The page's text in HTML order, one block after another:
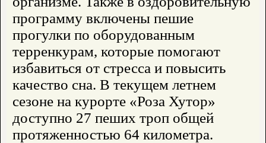
программу включены пешие
прогулки по оборудованным
терренкурам, которые помогают
избавиться от стресса и повысить
качество сна. В текущем летнем
сезоне на курорте «Роза Хутор»
доступно 27 пеших троп общей
протяженностью 64 километра.